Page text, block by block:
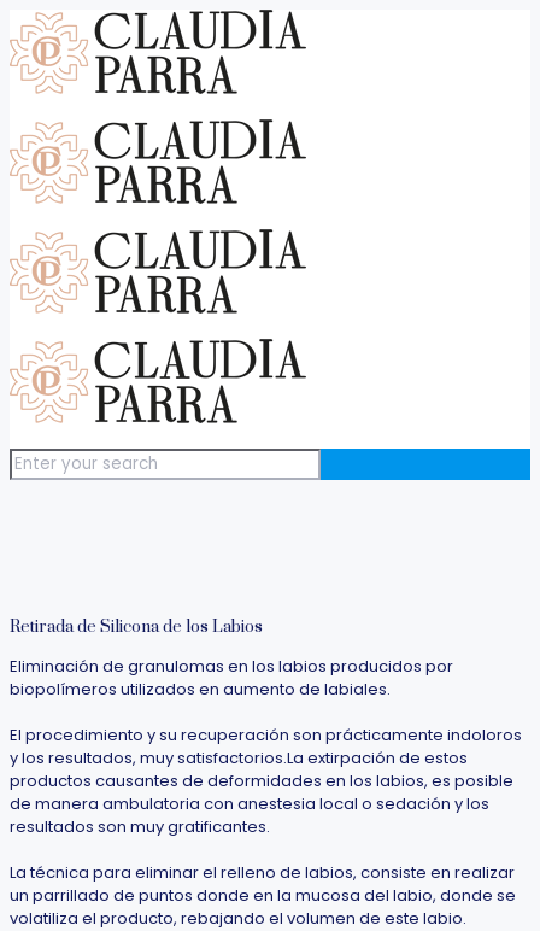
Retirada de Silicona de los Labios
Eliminación de granulomas en los labios producidos por
biopolímeros utilizados en aumento de labiales.
El procedimiento y su recuperación son prácticamente indoloros
y los resultados, muy satisfactorios.La extirpación de estos
productos causantes de deformidades en los labios, es posible
de manera ambulatoria con anestesia local o sedación y los
resultados son muy gratificantes.
La técnica para eliminar el relleno de labios, consiste en realizar
un parrillado de puntos donde en la mucosa del labio, donde se
volatiliza el producto, rebajando el volumen de este labio.